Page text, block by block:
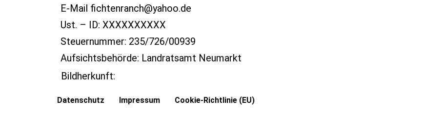
E-Mail fichtenranch@yahoo.de
Ust. – ID: XXXXXXXXXX
Steuernummer: 235/726/00939
Aufsichtsbehörde: Landratsamt Neumarkt
Bildherkunft:
Datenschutz Impressum Cookie-Richtlinie (EU)